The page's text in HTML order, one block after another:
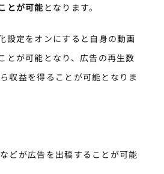
とが可能 となります。
設定をオンにすると自身の動画
とが可能となり、広告の再生数
収益を得ることが可能となりま
どが広告を出稿することが可能